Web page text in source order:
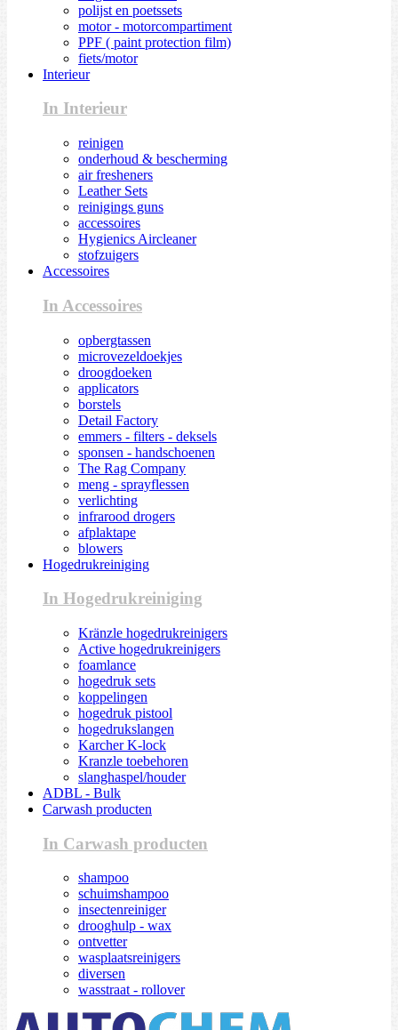
polijst en poetssets
motor - motorcompartiment
PPF ( paint protection film)
fiets/motor
Interieur
In Interieur
reinigen
onderhoud & bescherming
air fresheners
Leather Sets
reinigings guns
accessoires
Hygienics Aircleaner
stofzuigers
Accessoires
In Accessoires
opbergtassen
microvezeldoekjes
droogdoeken
applicators
borstels
Detail Factory
emmers - filters - deksels
sponsen - handschoenen
The Rag Company
meng - sprayflessen
verlichting
infrarood drogers
afplaktape
blowers
Hogedrukreiniging
In Hogedrukreiniging
Kränzle hogedrukreinigers
Active hogedrukreinigers
foamlance
hogedruk sets
koppelingen
hogedruk pistool
hogedrukslangen
Karcher K-lock
Kranzle toebehoren
slanghaspel/houder
ADBL - Bulk
Carwash producten
In Carwash producten
shampoo
schuimshampoo
insectenreiniger
drooghulp - wax
ontvetter
wasplaatsreinigers
diversen
wasstraat - rollover